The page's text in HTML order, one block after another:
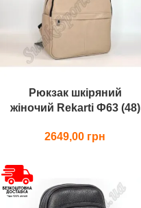
Рюкзак шкіряний
жіночий Rekarti Ф63 (48)
2649,00